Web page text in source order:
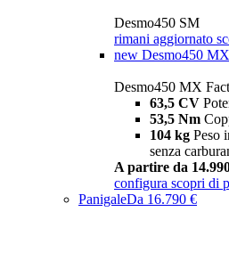
Desmo450 SM
rimani aggiornato
new Desmo450
Desmo450 MX
63,5 CV
53,5 Nm
104 kg Peso
senza
A partire da
configura scopri di
PanigaleDa 16.790 €